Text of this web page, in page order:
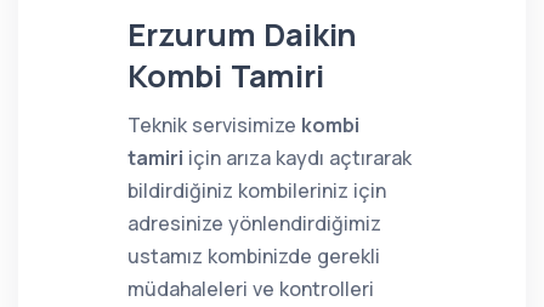
Erzurum Daikin
Kombi Tamiri
Teknik servisimize kombi
tamiri için arıza kaydı açtırarak
bildirdiğiniz kombileriniz için
adresinize yönlendirdiğimiz
ustamız kombinizde gerekli
müdahaleleri ve kontrolleri